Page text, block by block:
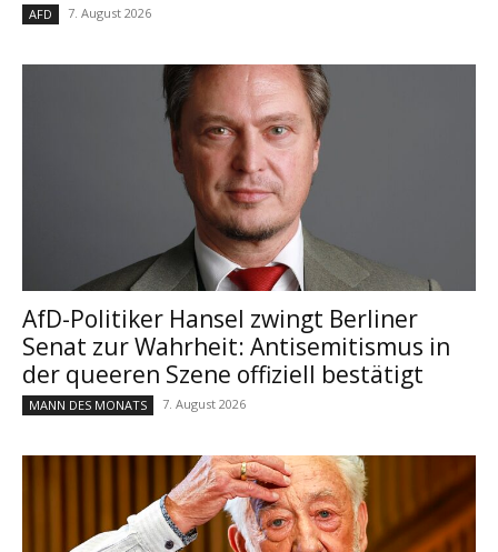
AFD 7. August 2026
AfD-Politiker Hansel zwingt Berliner
Senat zur Wahrheit: Antisemitismus in
der queeren Szene offiziell bestätigt
MANN DES MONATS 7. August 2026